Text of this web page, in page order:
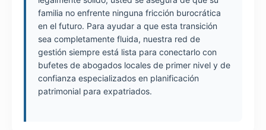
familia no enfrente ninguna fricción burocrática
en el futuro. Para ayudar a que esta transición
sea completamente fluida, nuestra red de
gestión siempre está lista para conectarlo con
bufetes de abogados locales de primer nivel y de
confianza especializados en planificación
patrimonial para expatriados.